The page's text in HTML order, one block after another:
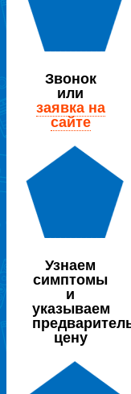
Звонок
или
заявка на
сайте
Узнаем
симптомы
и
указываем
цену